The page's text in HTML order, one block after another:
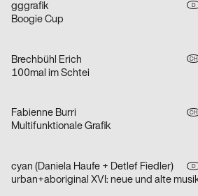
gggrafik D
Boogie Cup
Brechbühl Erich CH
100mal im Schtei
Fabienne Burri CH
Multifunktionale Grafik
cyan (Daniela Haufe + Detlef Fiedler) D